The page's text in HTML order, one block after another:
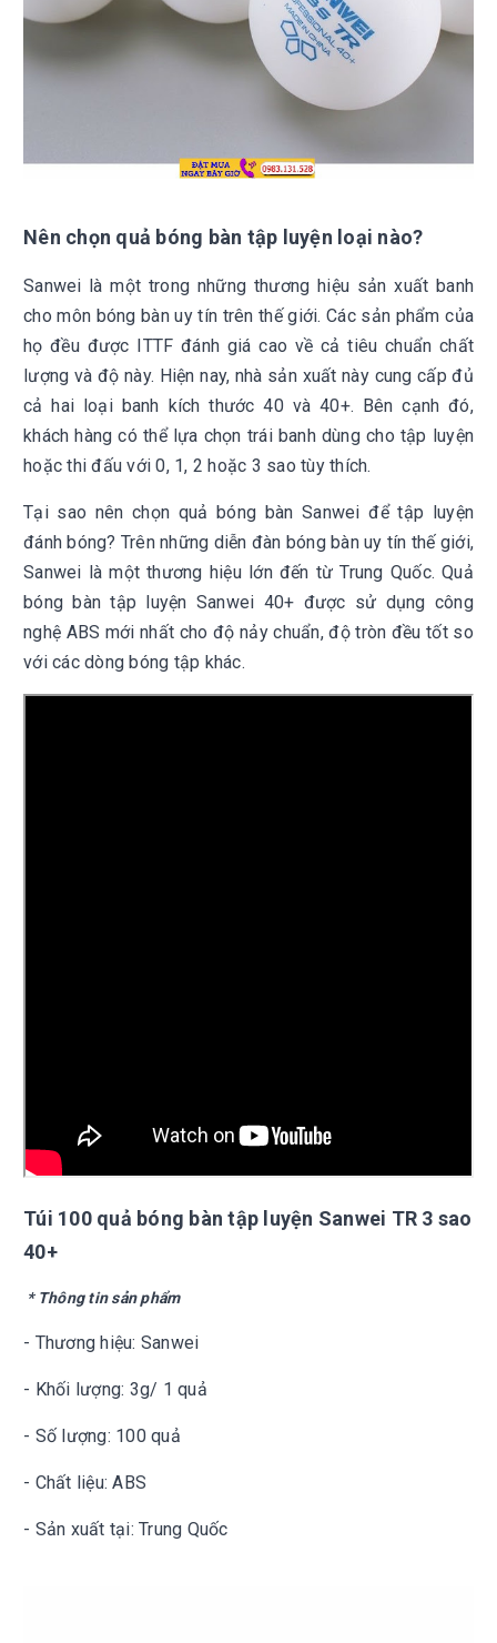
Nên chọn quả bóng bàn tập luyện loại nào?
Sanwei là một trong những thương hiệu sản xuất banh
cho môn bóng bàn uy tín trên thế giới. Các sản phẩm của
họ đều được ITTF đánh giá cao về cả tiêu chuẩn chất
lượng và độ này. Hiện nay, nhà sản xuất này cung cấp đủ
cả hai loại banh kích thước 40 và 40+. Bên cạnh đó,
khách hàng có thể lựa chọn trái banh dùng cho tập luyện
hoặc thi đấu với 0, 1, 2 hoặc 3 sao tùy thích.
Tại sao nên chọn quả bóng bàn Sanwei để tập luyện
đánh bóng? Trên những diễn đàn bóng bàn uy tín thế giới,
Sanwei là một thương hiệu lớn đến từ Trung Quốc. Quả
bóng bàn tập luyện Sanwei 40+ được sử dụng công
nghệ ABS mới nhất cho độ nảy chuẩn, độ tròn đều tốt so
với các dòng bóng tập khác.
Túi 100 quả bóng bàn tập luyện Sanwei TR 3 sao
40+
* Thông tin sản phẩm
- Thương hiệu: Sanwei
- Khối lượng: 3g/ 1 quả
- Số lượng: 100 quả
- Chất liệu: ABS
- Sản xuất tại: Trung Quốc